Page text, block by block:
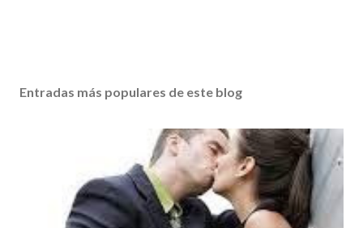
Entradas más populares de este blog